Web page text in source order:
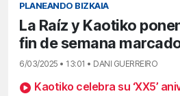
PLANEANDO BIZKAIA
La Raíz y Kaotiko
fin de semana
6/03/2025 • 13:01 • DANI GUERREIRO
Kaotiko celebra su ‘XX5’